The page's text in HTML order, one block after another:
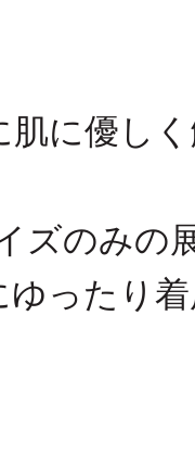
に優し
ズのみの
ゆったり